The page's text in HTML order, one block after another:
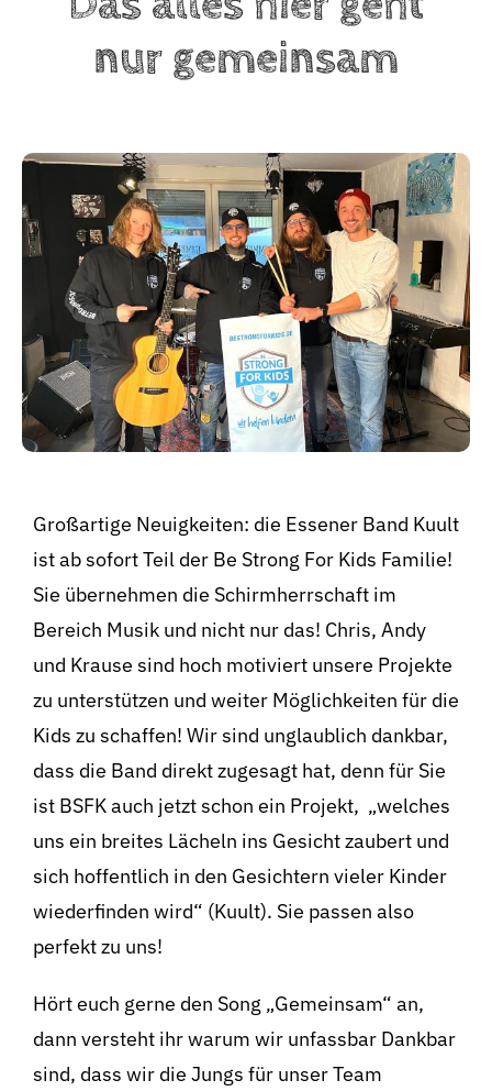
nur gemeinsam
Großartige Neuigkeiten: die Essener Band Kuult
ist ab sofort Teil der Be Strong For Kids Familie!
Sie übernehmen die Schirmherrschaft im
Bereich Musik und nicht nur das! Chris, Andy
und Krause sind hoch motiviert unsere Projekte
zu unterstützen und weiter Möglichkeiten für die
Kids zu schaffen! Wir sind unglaublich dankbar,
dass die Band direkt zugesagt hat, denn für Sie
ist BSFK auch jetzt schon ein Projekt, „welches
uns ein breites Lächeln ins Gesicht zaubert und
sich hoffentlich in den Gesichtern vieler Kinder
wiederfinden wird“ (Kuult). Sie passen also
perfekt zu uns!
Hört euch gerne den Song „Gemeinsam“ an,
dann versteht ihr warum wir unfassbar Dankbar
sind, dass wir die Jungs für unser Team
BeStrongForKids AI Agent
Hallo! Wie kann ich Ihnen helfen?